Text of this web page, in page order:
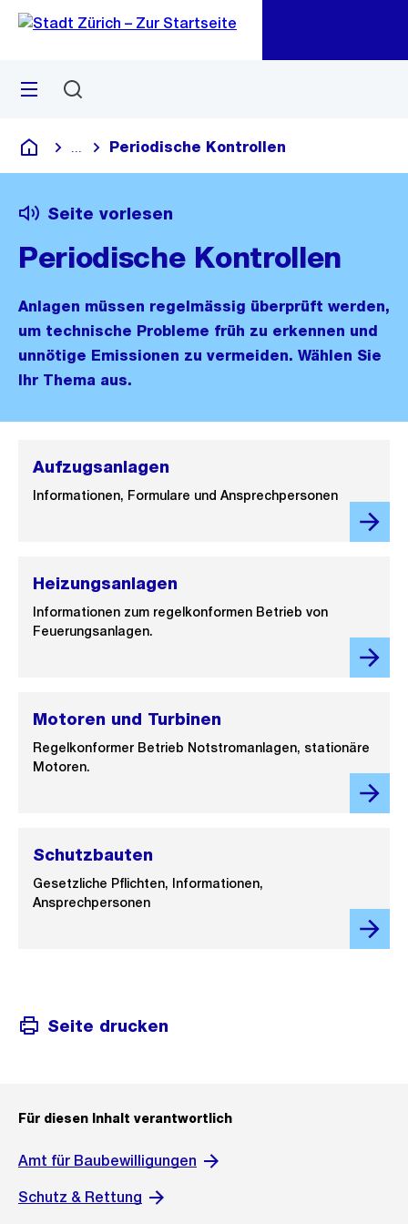
Navigation
Sprunglink
Menü
Deutsch
Blende alle Breadcrumbs ein
Periodische Kontrollen
Seite vorlesen
Periodische Kontrollen
Anlagen müssen regelmässig überprüft werden,
um technische Probleme früh zu erkennen und
unnötige Emissionen zu vermeiden. Wählen Sie
Ihr Thema aus.
Aufzugsanlagen
Informationen, Formulare und Ansprechpersonen
Heizungsanlagen
Informationen zum regelkonformen Betrieb von
Feuerungsanlagen.
Motoren und Turbinen
Regelkonformer Betrieb Notstromanlagen, stationäre
Motoren.
Schutzbauten
Gesetzliche Pflichten, Informationen,
Ansprechpersonen
Seite drucken
Für diesen Inhalt verantwortlich
Amt für Baubewilligungen
Schutz & Rettung